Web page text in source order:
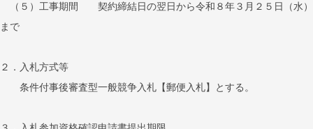
（５）工事期間 契約締結日の翌日から令和８年３月２５日（水）
まで
２．入札方式等
条件付事後審査型一般競争入札【郵便入札】とする。